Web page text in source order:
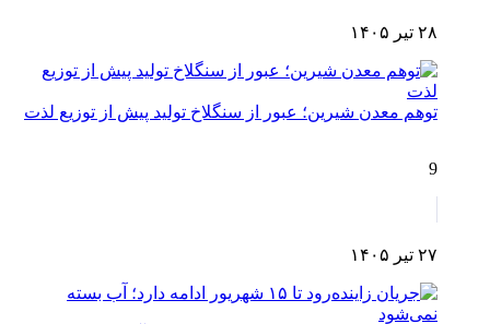
۲۸ تیر ۱۴۰۵
توهم معدن شیرین؛ عبور از سنگلاخ تولید پیش از توزیع لذت
9
۲۷ تیر ۱۴۰۵